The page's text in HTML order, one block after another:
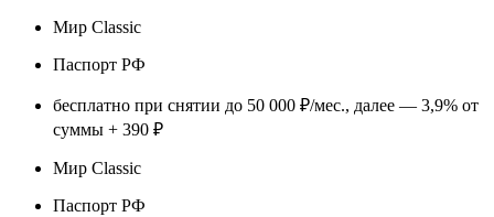
Мир Classic
Паспорт РФ
бесплатно при снятии до 50 000 ₽/мес., далее — 3,9% от
суммы + 390 ₽
Мир Classic
Паспорт РФ